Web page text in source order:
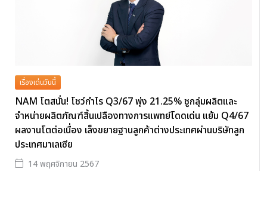
เรื่องเด่นวันนี้
NAM โตสนั่น! โชว์กำไร Q3/67 พุ่ง 21.25% ชูกลุ่มผลิตและ
จำหน่ายผลิตภัณฑ์สิ้นเปลืองทางการแพทย์โดดเด่น แย้ม Q4/67
ผลงานโตต่อเนื่อง เล็งขยายฐานลูกค้าต่างประเทศผ่านบริษัทลูก
ประเทศมาเลเซีย
14 พฤศจิกายน 2567